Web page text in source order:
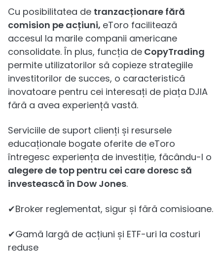
Cu posibilitatea de tranzacționare fără
comision pe acțiuni, eToro facilitează
accesul la marile companii americane
consolidate. În plus, funcția de CopyTrading
permite utilizatorilor să copieze strategiile
investitorilor de succes, o caracteristică
inovatoare pentru cei interesați de piața DJIA
fără a avea experiență vastă.
Serviciile de suport clienți și resursele
educaționale bogate oferite de eToro
întregesc experiența de investiție, făcându-l o
alegere de top pentru cei care doresc să
investească în Dow Jones.
✔Broker reglementat, sigur și fără comisioane.
✔Gamă largă de acțiuni și ETF-uri la costuri
reduse